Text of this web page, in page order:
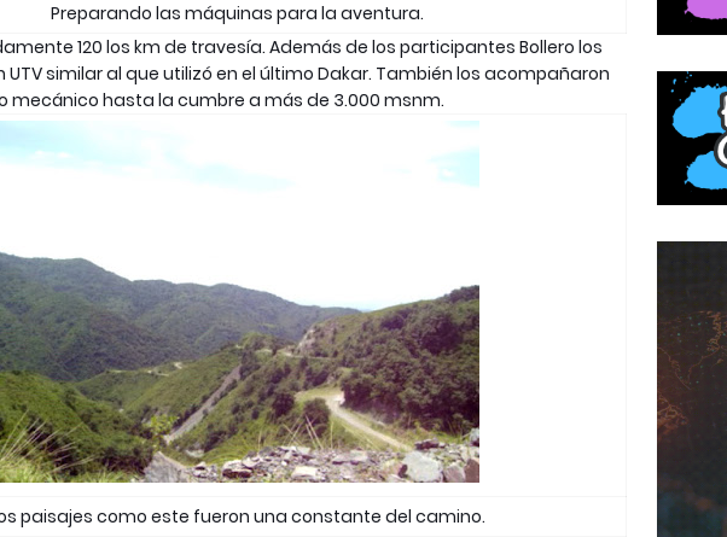
Preparando las máquinas para la aventura.
120 los km de travesía. Además de los participantes Bollero los
similar al que utilizó en el último Dakar. También los acompañaron
mecánico hasta la cumbre a más de 3.000 msnm.
paisajes como este fueron una constante del camino.